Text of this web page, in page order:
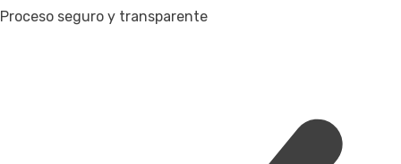
Proceso seguro y transparente